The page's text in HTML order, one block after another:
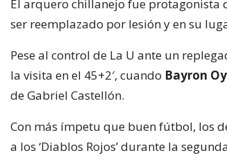
El arquero chillanejo fue protagonista
ser reemplazado por lesión y en su
Pese al control de La U ante un
la visita en el 45+2′, cuando Bayron
de Gabriel Castellón.
Con más ímpetu que buen fútbol, los
a los ‘Diablos Rojos’ durante la